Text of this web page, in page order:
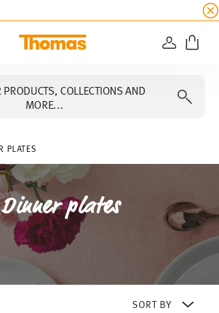
all
LOGIN
PRODUCTS, COLLECTIONS AND
MORE...
PLATES
Dinner plates